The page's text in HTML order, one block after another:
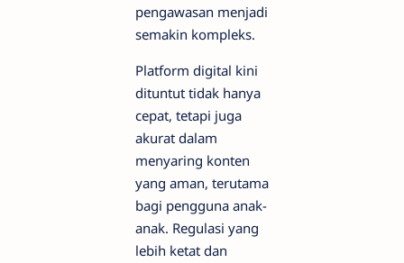
pengawasan menjadi
semakin kompleks.
Platform digital kini
dituntut tidak hanya
cepat, tetapi juga
akurat dalam
menyaring konten
yang aman, terutama
bagi pengguna anak-
anak. Regulasi yang
lebih ketat dan